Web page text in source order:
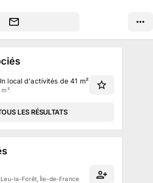
local d'activités de 41 m² situé avenue
m²
LES RÉSULTATS
la-Forêt, Île-de-France